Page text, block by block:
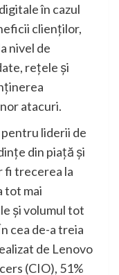
în cazul
clienților,
nivel de
rețele și
atacuri.
liderii de
din piață și
fi trecerea la
tot mai
și volumul tot
cea de-a treia
de Lenovo
(CIO), 51%